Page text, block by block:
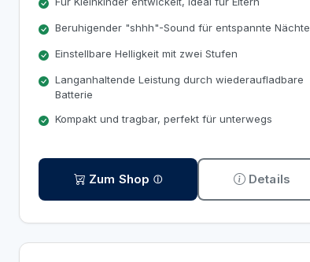
Beruhigender "shhh"-Sound für entspannte Nächte
Einstellbare Helligkeit mit zwei Stufen
Langanhaltende Leistung durch wiederaufladbare
Batterie
Kompakt und tragbar, perfekt für unterwegs
Zum Shop Details